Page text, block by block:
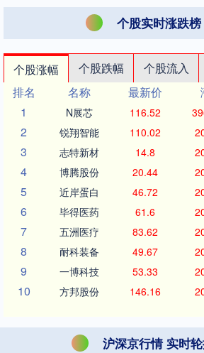
个股实时涨跌榜
个股涨幅 个股跌幅 个股流入
排名
名称 最新价
1
N展芯 116.52
2 锐翔智能 110.02
3 志特新材 14.8
4 博腾股份 20.44
5 近岸蛋白 46.72
6 毕得医药 61.6
7 五洲医疗 83.62
8 耐科装备 49.67
9 一博科技 53.33
10 方邦股份 146.16
沪深京行情 实时